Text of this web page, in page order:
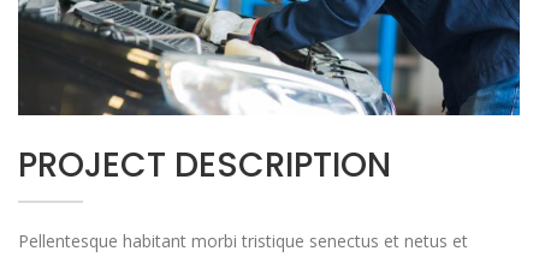
PROJECT DESCRIPTION
Pellentesque habitant morbi tristique senectus et netus et